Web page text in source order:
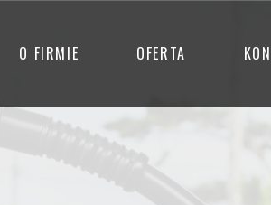
O FIRMIE OFERTA